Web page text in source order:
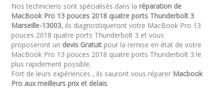
Nos techniciens sont spécialisés dans la réparation de
MacBook Pro 13 pouces 2018 quatre ports Thunderbolt 3
Marseille-13003, ils diagnostiqueront votre MacBook Pro 13
pouces 2018 quatre ports Thunderbolt 3 et vous
proposeront un devis Gratuitpour la remise en état de votre
MacBook Pro 13 pouces 2018 quatre ports Thunderbolt 3 le
plus rapidement possible.
Fort de leurs expériences , ils sauront vous réparer Macbook
Pro aux meilleurs prix et delais.